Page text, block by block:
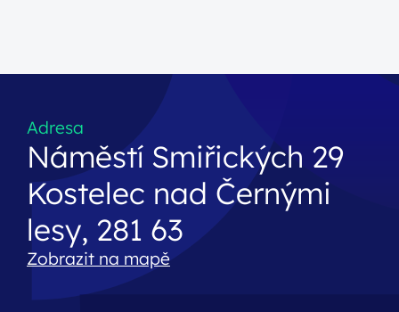
Adresa
Náměstí Smiřických 29
Kostelec nad Černými
lesy, 281 63
Zobrazit na mapě